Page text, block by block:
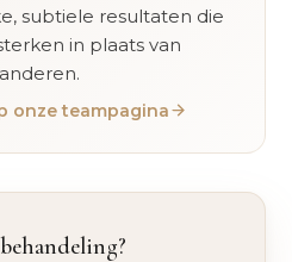
subtiele resultaten die
in plaats van
onze teampagina